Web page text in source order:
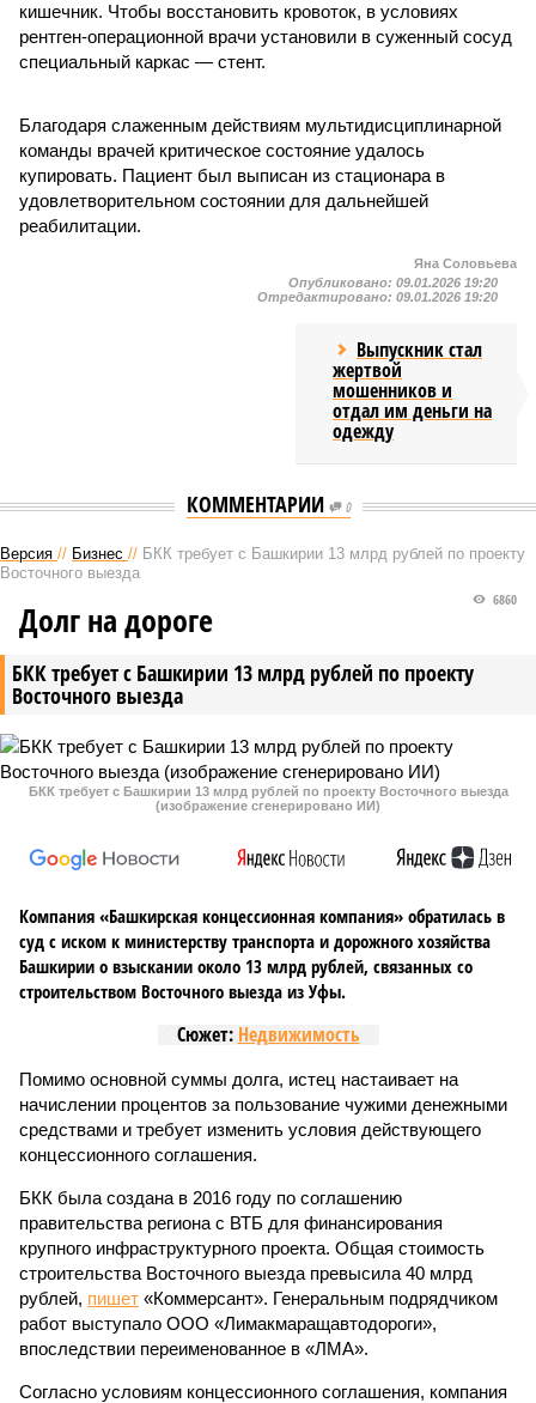
кишечник. Чтобы восстановить кровоток, в условиях
рентген-операционной врачи установили в суженный сосуд
специальный каркас — стент.
Благодаря слаженным действиям мультидисциплинарной
команды врачей критическое состояние удалось
купировать. Пациент был выписан из стационара в
удовлетворительном состоянии для дальнейшей
реабилитации.
Яна Соловьева
Опубликовано: 09.01.2026 19:20
Отредактировано: 09.01.2026 19:20
Выпускник стал
жертвой
мошенников и
отдал им деньги на
одежду
КОММЕНТАРИИ 0
Версия // Бизнес // БКК требует с Башкирии 13 млрд рублей по проекту
Восточного выезда
БКК требует с Башкирии 13 млрд рублей по проекту
Восточного выезда
6860
Долг на дороге
БКК требует с Башкирии 13 млрд рублей по проекту Восточного выезда
(изображение сгенерировано ИИ)
Компания «Башкирская концессионная компания» обратилась в
суд с иском к министерству транспорта и дорожного хозяйства
Башкирии о взыскании около 13 млрд рублей, связанных со
строительством Восточного выезда из Уфы.
Сюжет: Недвижимость
Помимо основной суммы долга, истец настаивает на
начислении процентов за пользование чужими денежными
средствами и требует изменить условия действующего
концессионного соглашения.
БКК была создана в 2016 году по соглашению
правительства региона с ВТБ для финансирования
крупного инфраструктурного проекта. Общая стоимость
строительства Восточного выезда превысила 40 млрд
рублей, пишет «Коммерсант». Генеральным подрядчиком
работ выступало ООО «Лимакмаращавтодороги»,
впоследствии переименованное в «ЛМА».
Согласно условиям концессионного соглашения, компания